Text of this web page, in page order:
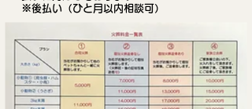
​※後払い（ひと月以内相談可）